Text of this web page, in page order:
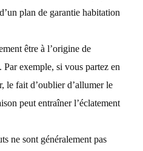
plan de garantie habitation
être à l’origine de
exemple, si vous partez en
le fait d’oublier d’allumer le
peut entraîner l’éclatement
ne sont généralement pas